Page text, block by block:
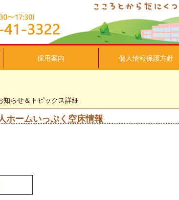
採用案内 個人情報保護方針
知らせ＆トピックス詳細
ホームいっぷく空床情報